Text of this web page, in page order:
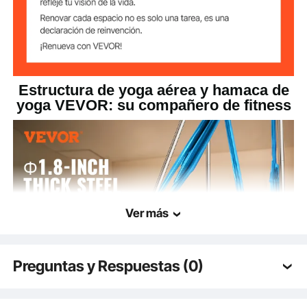
Capacidad de
carga máxima
551,15 libras/250 kg
Peso del producto
Estructura de yoga aérea y hamaca de
yoga VEVOR: su compañero de fitness
Ver más
Preguntas y Respuestas (0)